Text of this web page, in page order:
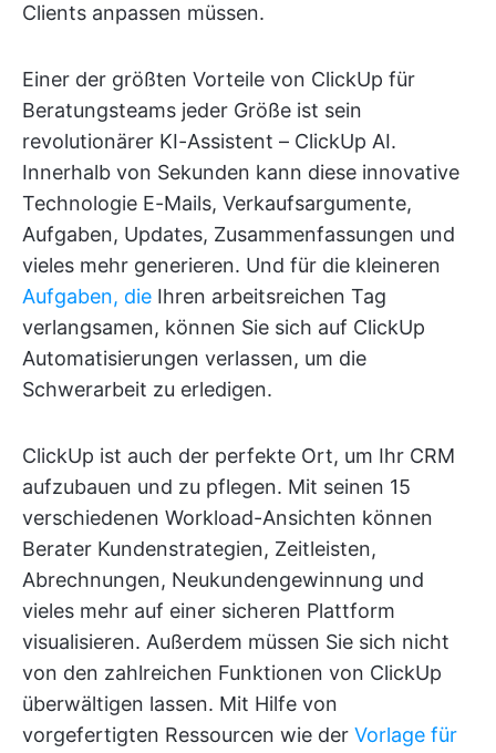
Clients anpassen müssen.
Einer der größten Vorteile von ClickUp für
Beratungsteams jeder Größe ist sein
revolutionärer KI-Assistent – ClickUp AI.
Innerhalb von Sekunden kann diese innovative
Technologie E-Mails, Verkaufsargumente,
Aufgaben, Updates, Zusammenfassungen und
vieles mehr generieren. Und für die kleineren
Aufgaben, die Ihren arbeitsreichen Tag
verlangsamen, können Sie sich auf ClickUp
Automatisierungen verlassen, um die
Schwerarbeit zu erledigen.
ClickUp ist auch der perfekte Ort, um Ihr CRM
aufzubauen und zu pflegen. Mit seinen 15
verschiedenen Workload-Ansichten können
Berater Kundenstrategien, Zeitleisten,
Abrechnungen, Neukundengewinnung und
vieles mehr auf einer sicheren Plattform
visualisieren. Außerdem müssen Sie sich nicht
von den zahlreichen Funktionen von ClickUp
überwältigen lassen. Mit Hilfe von
vorgefertigten Ressourcen wie der Vorlage für